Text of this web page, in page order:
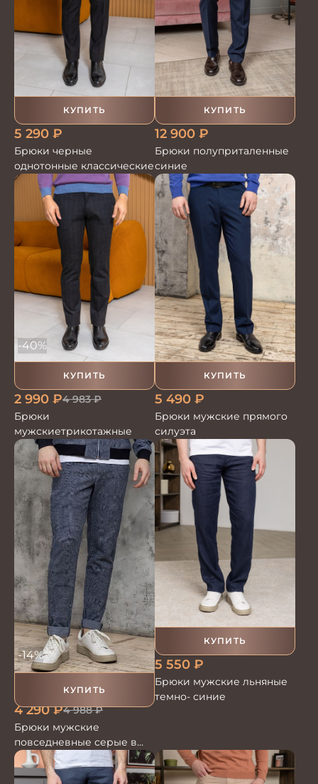
КУПИТЬ
5 290 ₽
Брюки черные
однотонные классические
КУПИТЬ
12 900 ₽
Брюки полуприталенные
синие
КУПИТЬ
-40%
2 990 ₽4 983₽
Брюки
мужскиетрикотажные
КУПИТЬ
5 490 ₽
Брюки мужские прямого
силуэта
КУПИТЬ
-14%
4 290₽4 988₽
Брюки мужские
повседневные серые в
клетку
КУПИТЬ
5 550 ₽
Брюки мужские льняные
темно- синие